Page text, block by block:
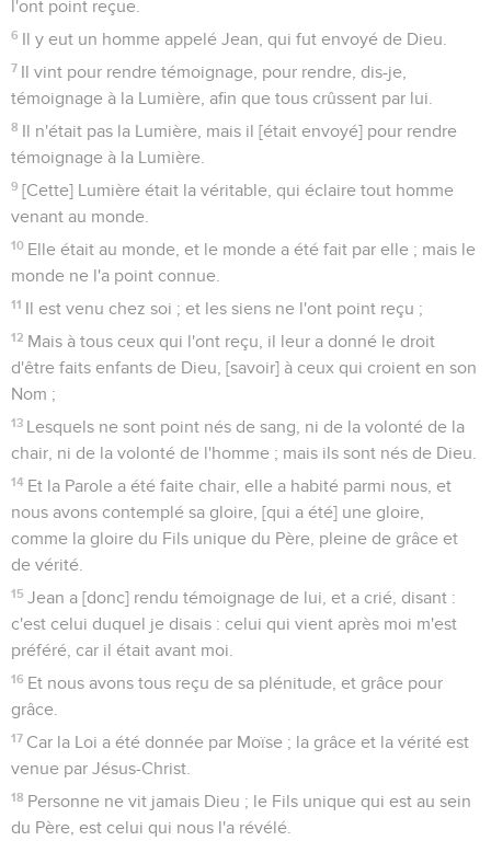
l'ont point reçue.
6 Il y eut un homme appelé Jean, qui fut envoyé de Dieu.
7 Il vint pour rendre témoignage, pour rendre, dis-je,
témoignage à la Lumière, afin que tous crûssent par lui.
8 Il n'était pas la Lumière, mais il [était envoyé] pour rendre
témoignage à la Lumière.
9 [Cette] Lumière était la véritable, qui éclaire tout homme
venant au monde.
10 Elle était au monde, et le monde a été fait par elle ; mais le
monde ne l'a point connue.
11 Il est venu chez soi ; et les siens ne l'ont point reçu ;
12 Mais à tous ceux qui l'ont reçu, il leur a donné le droit
d'être faits enfants de Dieu, [savoir] à ceux qui croient en son
Nom ;
13 Lesquels ne sont point nés de sang, ni de la volonté de la
chair, ni de la volonté de l'homme ; mais ils sont nés de Dieu.
14 Et la Parole a été faite chair, elle a habité parmi nous, et
nous avons contemplé sa gloire, [qui a été] une gloire,
comme la gloire du Fils unique du Père, pleine de grâce et
de vérité.
15 Jean a [donc] rendu témoignage de lui, et a crié, disant :
c'est celui duquel je disais : celui qui vient après moi m'est
préféré, car il était avant moi.
16 Et nous avons tous reçu de sa plénitude, et grâce pour
grâce.
17 Car la Loi a été donnée par Moïse ; la grâce et la vérité est
venue par Jésus-Christ.
18 Personne ne vit jamais Dieu ; le Fils unique qui est au sein
du Père, est celui qui nous l'a révélé.